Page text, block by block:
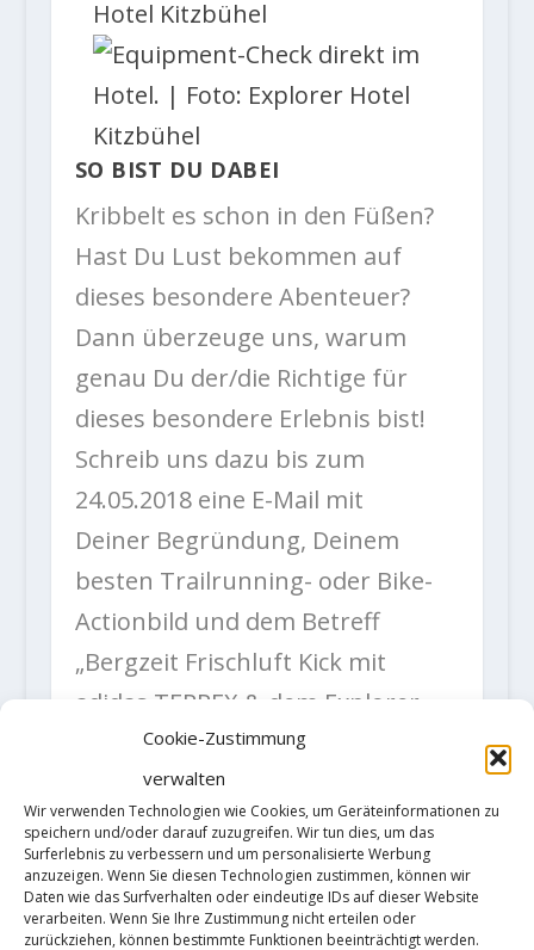
Cookie-Zustimmung
verwalten
Wir verwenden Technologien wie Cookies, um Geräteinformationen zu
speichern und/oder darauf zuzugreifen. Wir tun dies, um das
Surferlebnis zu verbessern und um personalisierte Werbung
anzuzeigen. Wenn Sie diesen Technologien zustimmen, können wir
Daten wie das Surfverhalten oder eindeutige IDs auf dieser Website
verarbeiten. Wenn Sie Ihre Zustimmung nicht erteilen oder
zurückziehen, können bestimmte Funktionen beeinträchtigt werden.
SO BIST DU DABEI
Kribbelt es schon in den Füßen?
Hast Du Lust bekommen auf
dieses besondere Abenteuer?
Dann überzeuge uns, warum
genau Du der/die Richtige für
dieses besondere Erlebnis bist!
Schreib uns dazu bis zum
24.05.2018 eine E-Mail mit
Deiner Begründung, Deinem
besten Trailrunning- oder Bike-
Actionbild und dem Betreff
„Bergzeit Frischluft Kick mit
adidas TERREX & dem Explorer
Hotel Kitzbühel“
ichbinderheld@bergzeit.de
Beim Bergzeit Frischluft Kick mit
adidas TERREX verlosen wir unter
allen Einsendungen 4 x 2